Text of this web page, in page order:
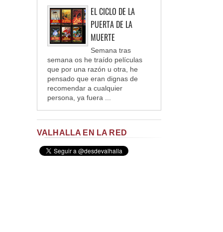
EL CICLO DE LA
PUERTA DE LA
MUERTE
Semana tras
semana os he traído películas
que por una razón u otra, he
pensado que eran dignas de
recomendar a cualquier
persona, ya fuera ...
VALHALLA EN LA RED